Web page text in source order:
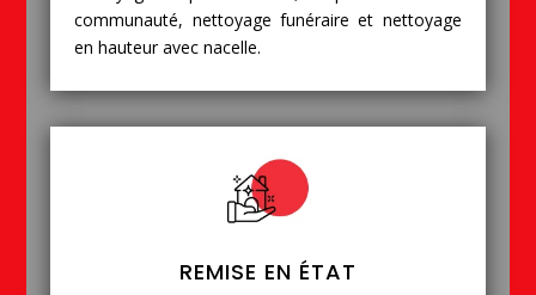
communauté, nettoyage funéraire et nettoyage
en hauteur avec nacelle.
REMISE EN ÉTAT